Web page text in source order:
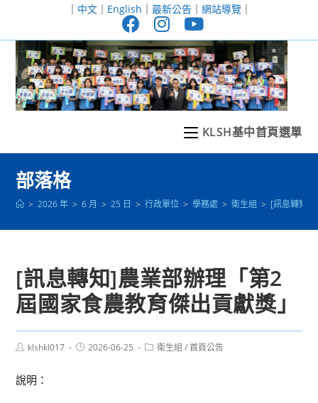
至
｜ 中文｜ English ｜ 最新公告｜ 網站導覽｜
KLSH基中首頁選單
部落格
> 2026 年 > 6 月 > 25 日 > 行政單位 > 學務處 > 衛生組 > [訊息轉知]
[訊息轉知]農業部辦理「第2
屆國家食農教育傑出貢獻獎」
Postklshkl017
Post2026-06-25
Post衛生組 / 首頁公告
說明：